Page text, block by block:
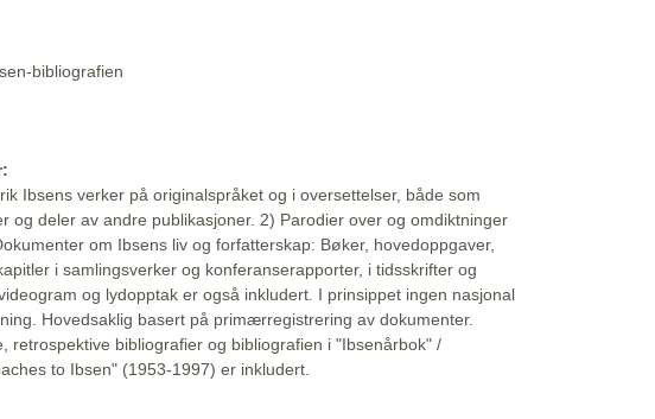
bibliografien
Ibsens verker på originalspråket og i oversettelser, både som
og deler av andre publikasjoner. 2) Parodier over og omdiktninger
om Ibsens liv og forfatterskap: Bøker, hovedoppgaver,
i samlingsverker og konferanserapporter, i tidsskrifter og
og lydopptak er også inkludert. I prinsippet ingen nasjonal
Hovedsaklig basert på primærregistrering av dokumenter.
retrospektive bibliografier og bibliografien i "Ibsenårbok" /
to Ibsen" (1953-1997) er inkludert.